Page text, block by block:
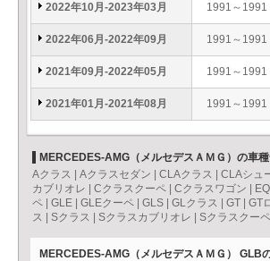
2022年10月-2023年03月 1991～1991
2022年06月-2022年09月 1991～1991
2021年09月-2022年05月 1991～1991
2021年01月-2021年08月 1991～1991
MERCEDES-AMG（メルセデスＡＭＧ）の車
Aクラス
Aクラスセダン CLAクラス CLAシュ
カブリオレ
Cクラスクーペ Cクラスワゴン
ペ
GLE GLEクーペ GLS GLクラス GT GT
ス
Sクラス Sクラスカブリオレ Sクラスクーペ
MERCEDES-AMG（メルセデスＡＭＧ） GLB